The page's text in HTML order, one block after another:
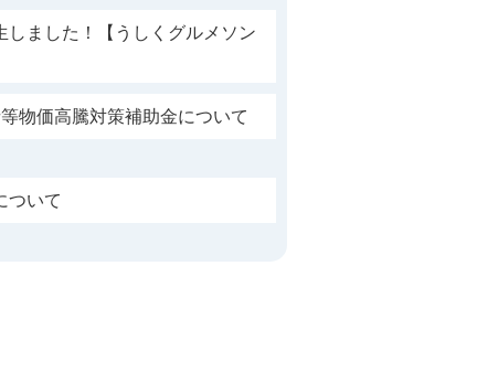
ました！【うしくグルメソン
物価高騰対策補助金について
ついて